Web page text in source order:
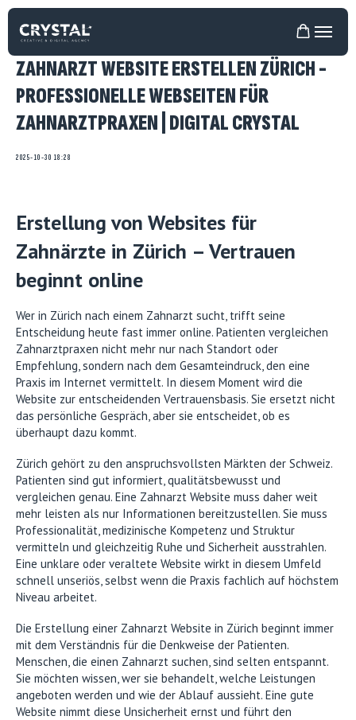
ZAHNARZT WEBSITE ERSTELLEN ZÜRICH -
PROFESSIONELLE WEBSEITEN FÜR
ZAHNARZTPRAXEN | DIGITAL CRYSTAL
2025-10-30 18:28
Erstellung von Websites für
Zahnärzte in Zürich – Vertrauen
beginnt online
Wer in Zürich nach einem Zahnarzt sucht, trifft seine
Entscheidung heute fast immer online. Patienten vergleichen
Zahnarztpraxen nicht mehr nur nach Standort oder
Empfehlung, sondern nach dem Gesamteindruck, den eine
Praxis im Internet vermittelt. In diesem Moment wird die
Website zur entscheidenden Vertrauensbasis. Sie ersetzt nicht
das persönliche Gespräch, aber sie entscheidet, ob es
überhaupt dazu kommt.
Zürich gehört zu den anspruchsvollsten Märkten der Schweiz.
Patienten sind gut informiert, qualitätsbewusst und
vergleichen genau. Eine Zahnarzt Website muss daher weit
mehr leisten als nur Informationen bereitzustellen. Sie muss
Professionalität, medizinische Kompetenz und Struktur
vermitteln und gleichzeitig Ruhe und Sicherheit ausstrahlen.
Eine unklare oder veraltete Website wirkt in diesem Umfeld
schnell unseriös, selbst wenn die Praxis fachlich auf höchstem
Niveau arbeitet.
Die Erstellung einer Zahnarzt Website in Zürich beginnt immer
mit dem Verständnis für die Denkweise der Patienten.
Menschen, die einen Zahnarzt suchen, sind selten entspannt.
Sie möchten wissen, wer sie behandelt, welche Leistungen
angeboten werden und wie der Ablauf aussieht. Eine gute
Website nimmt diese Unsicherheit ernst und führt den